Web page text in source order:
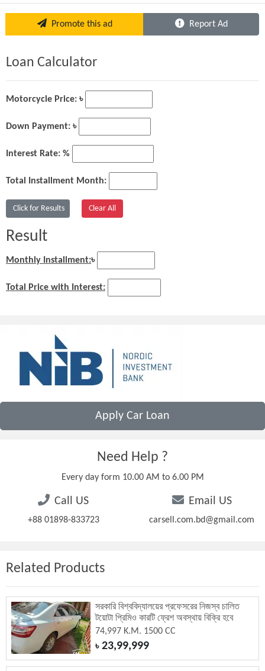
Promote this ad Report Ad
Loan Calculator
Motorcycle Price: ৳
Down Payment: ৳
Interest Rate: %
Total Installment Month:
Result
Monthly Installment:৳
Total Price with Interest:
Apply Car Loan
Need Help ?
Every day form 10.00 AM to 6.00 PM
Call US
+88 01898-833723
Email US
carsell.com.bd@gmail.com
Related Products
সরকারি বিশ্ববিদ্যালয়ের প্রফেসরের নিজস্ব চালিত
টয়োটা প্রিমিও কারটি ফ্রেশ অবস্থায় বিক্রি হবে
74,997 K.M. 1500 CC
৳23,99,999